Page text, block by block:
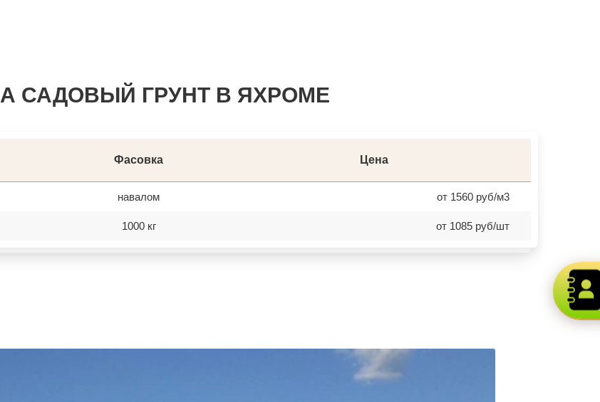
САДОВЫЙ ГРУНТ В ЯХРОМЕ
Фасовка Цена
навалом от 1560 руб/м3
1000 кг от 1085 руб/шт